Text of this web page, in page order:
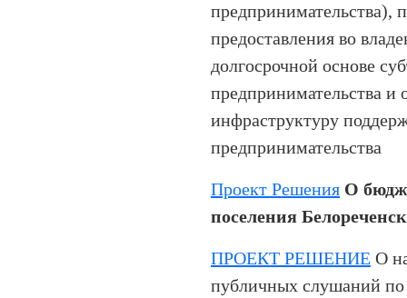
предпринимательства),
предоставления во
долгосрочной основе
предпринимательства
инфраструктуру
предпринимательства
Проект Решения О
поселения
ПРОЕКТ РЕШЕНИЕ О
публичных слушаний